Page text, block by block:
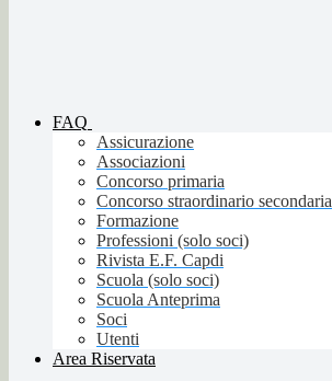
FAQ
Assicurazione
Associazioni
Concorso primaria
Concorso straordinario secondaria
Formazione
Professioni (solo soci)
Rivista E.F. Capdi
Scuola (solo soci)
Scuola Anteprima
Soci
Utenti
Area Riservata